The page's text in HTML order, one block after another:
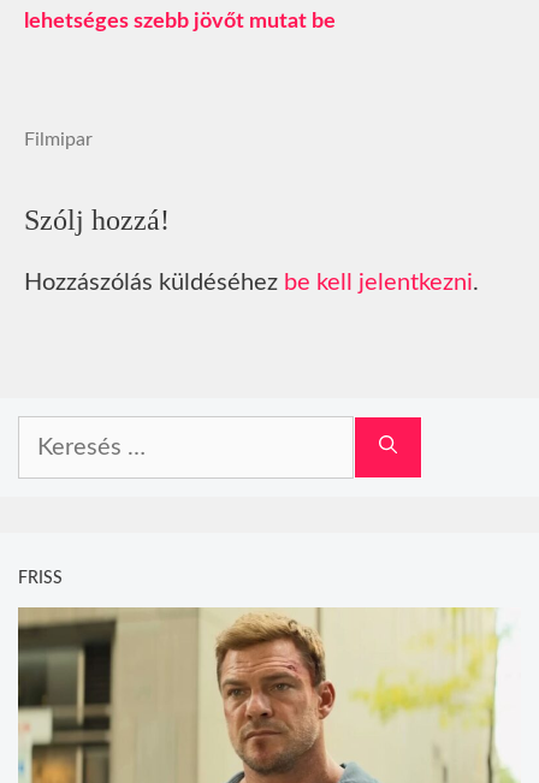
lehetséges szebb jövőt mutat be
Filmipar
Szólj hozzá!
Hozzászólás küldéséhez be kell jelentkezni.
FRISS